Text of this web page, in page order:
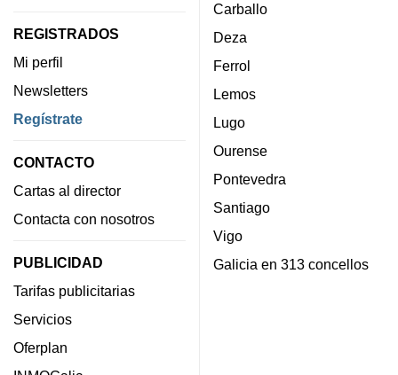
REGISTRADOS
Mi perfil
Newsletters
Regístrate
CONTACTO
Cartas al director
Contacta con nosotros
PUBLICIDAD
Tarifas publicitarias
Servicios
Oferplan
Carballo
Deza
Ferrol
Lemos
Lugo
Ourense
Pontevedra
Santiago
Vigo
Galicia en 313 concellos